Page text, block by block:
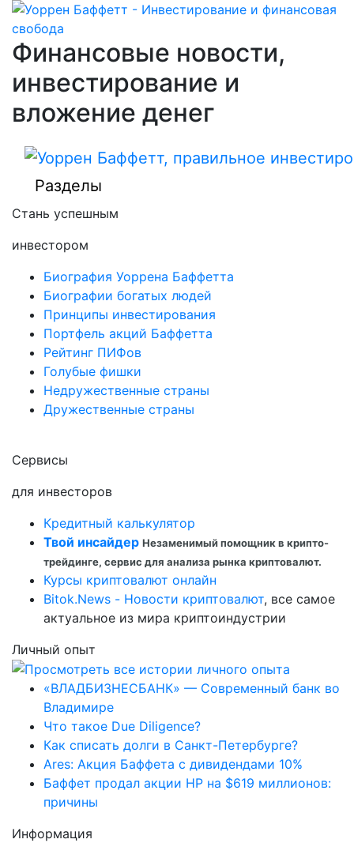
Финансовые новости,
инвестирование и
вложение денег
Разделы
Стань успешным
инвестором
Биография Уоррена Баффетта
Биографии богатых людей
Принципы инвестирования
Портфель акций Баффетта
Рейтинг ПИФов
Голубые фишки
Недружественные страны
Дружественные страны
Сервисы
для инвесторов
Кредитный калькулятор
Твой инсайдер Незаменимый помощник в крипто-
трейдинге, сервис для анализа рынка криптовалют.
Курсы криптовалют онлайн
Bitok.News - Новости криптовалют, все самое
актуальное из мира криптоиндустрии
Личный опыт
«ВЛАДБИЗНЕСБАНК» — Современный банк во
Владимире
Что такое Due Diligence?
Как списать долги в Санкт-Петербурге?
Ares: Акция Баффета с дивидендами 10%
Баффет продал акции HP на $619 миллионов:
причины
Информация